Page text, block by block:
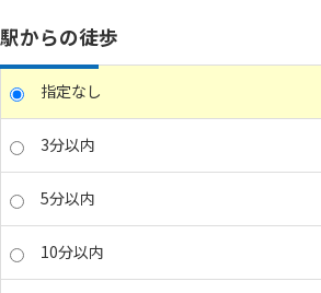
駅からの徒歩
指定なし
3分以内
5分以内
10分以内